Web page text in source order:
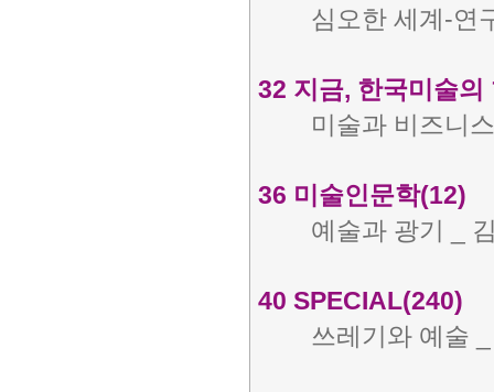
심오한 세계-연
32 지금, 한국미술의
미술과 비즈니
36 미술인문학(12)
예술과 광기 _
40 SPECIAL(240)
쓰레기와 예술